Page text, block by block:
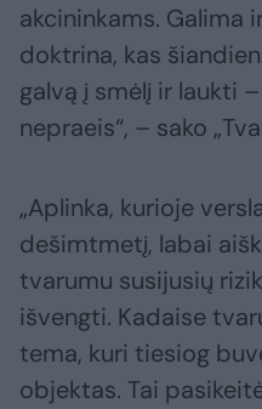
akcininkams. Galima
doktrina, kas
galvą į smėlį ir laukti
nepraeis“, – sako
„Aplinka, kurioje
dešimtmetį, labai
tvarumu susijusių
išvengti. Kadaise
tema, kuri tiesiog
objektas. Tai